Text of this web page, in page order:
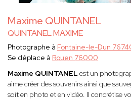
Maxime QUINTANEL
QUINTANEL MAXIME
Photographe à Fontaine-le-Dun
Se déplace à Rouen 76000
Maxime QUINTANELest un
aime créer des souvenirs ainsi que
soit en photo et en vidéo. Il concrétise